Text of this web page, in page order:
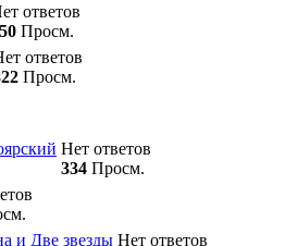
ответов
Просм.
ответов
Просм.
Нет ответов
334 Просм.
и Две звезды Нет ответов